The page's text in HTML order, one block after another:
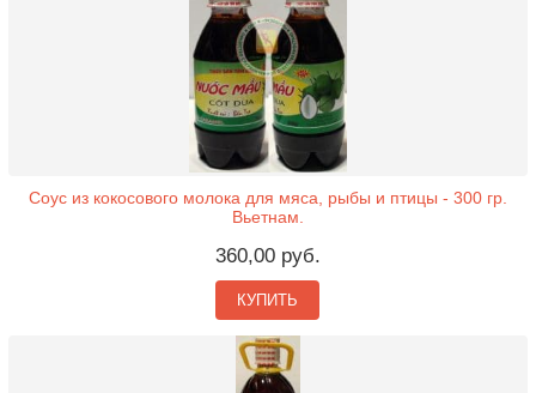
Соус из кокосового молока для мяса, рыбы и птицы - 300 гр.
Вьетнам.
360,00 руб.
КУПИТЬ